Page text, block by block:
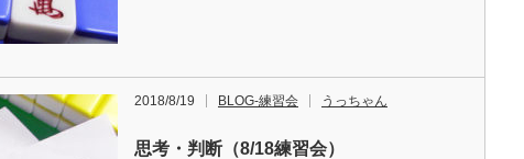
2018/8/19 BLOG-練習会 うっちゃん
思考・判断（8/18練習会）